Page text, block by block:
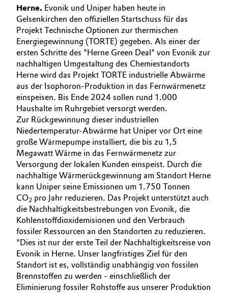
Chemical Industry
Circular Economy
Coatings, Paints & Printing
Composites
Consumer Goods & Lifestyle
Electronics & Telecommunications
Energy, Environment & Utilities
Food & Beverage
Green Hydrogen
Home Care & Cleaning
Industrial Manufacturing & Machinery
Lubricants & Lubricant Additives
Struktur
Business Lines
Weltweite Standorte
ESHQ
Einkauf
Governance & Compliance
Allgemeine Verkaufs- und Lieferbedingungen
(AVB)
Business Lines
Karriere
Investor Relations
Medien
Herne. Evonik und Uniper haben heute in
Gelsenkirchen den offiziellen Startschuss für das
Projekt Technische Optionen zur thermischen
Energiegewinnung (TORTE) gegeben. Als einer der
ersten Schritte des "Herne Green Deal" von Evonik zur
nachhaltigen Umgestaltung des Chemiestandorts
Herne wird das Projekt TORTE industrielle Abwärme
aus der Isophoron-Produktion in das Fernwärmenetz
einspeisen. Bis Ende 2024 sollen rund 1.000
Haushalte im Ruhrgebiet versorgt werden.
Zur Rückgewinnung dieser industriellen
Niedertemperatur-Abwärme hat Uniper vor Ort eine
große Wärmepumpe installiert, die bis zu 1,5
Megawatt Wärme in das Fernwärmenetz zur
Versorgung der lokalen Kunden einspeist. Durch die
nachhaltige Wärmerückgewinnung am Standort Herne
kann Uniper seine Emissionen um 1.750 Tonnen
CO2 pro Jahr reduzieren. Das Projekt unterstützt auch
die Nachhaltigkeitsbestrebungen von Evonik, die
Kohlenstoffdioxidemisionen und den Verbrauch
fossiler Ressourcen an den Standorten zu reduzieren.
"Dies ist nur der erste Teil der Nachhaltigkeitsreise von
Evonik in Herne. Unser langfristiges Ziel für den
Standort ist es, vollständig unabhängig von fossilen
Brennstoffen zu werden - einschließlich der
Eliminierung fossiler Rohstoffe aus unserer Produktion